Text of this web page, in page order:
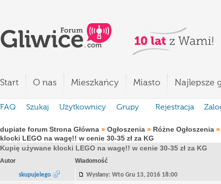
Start O nas Mieszkańcy Miasto Najlepsze
FAQ Szukaj Użytkownicy Grupy Rejestracja
dupiate forum Strona Główna » Ogłoszenia » Różne Ogłoszenia
klocki LEGO na wagę!! w cenie 30-35 zł za KG
Kupię używane klocki LEGO na wagę!! w cenie 30-35 zł za KG
Autor Wiadomość
skupujelego Wysłany: Wto Gru 13, 2016 18:00